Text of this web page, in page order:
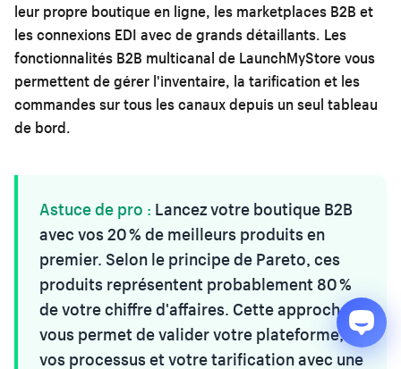
leur propre boutique en ligne, les marketplaces B2B et
les connexions EDI avec de grands détaillants. Les
fonctionnalités B2B multicanal de LaunchMyStore vous
permettent de gérer l'inventaire, la tarification et les
commandes sur tous les canaux depuis un seul tableau
de bord.
Astuce de pro : Lancez votre boutique B2B
avec vos 20 % de meilleurs produits en
premier. Selon le principe de Pareto, ces
produits représentent probablement 80 %
de votre chiffre d'affaires. Cette approche
vous permet de valider votre plateforme,
vos processus et votre tarification avec une